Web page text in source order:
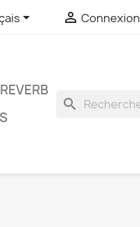
  Connexion
REVERB
search